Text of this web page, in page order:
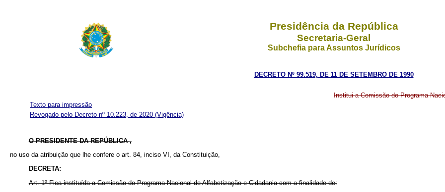
Presidência da República
Secretaria-Geral
Subchefia para Assuntos Jurídicos
DECRETO Nº 99.519, DE 11 DE SETEMBRO DE 1990
Institui a Comissão do Programa
Texto para impressão
Revogado pelo Decreto nº 10.223, de 2020 (Vigência)
O PRESIDENTE DA REPÚBLICA,
no uso da atribuição que lhe confere o art. 84, inciso VI, da Constituição,
DECRETA:
Art.1º Fica instituída a Comissão do Programa Nacional de Alfabetização e Cidadania com a finalidade de: